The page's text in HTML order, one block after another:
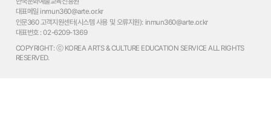
대표메일 inmun360@arte.or.kr
인문360 고객지원센터(시스템 사용 및 오류지원): inmun360@arte.or.kr
대표번호 :02-6209-1369
COPYRIGHT: ⓒ KOREA ARTS & CULTURE EDUCATION SERVICE ALL RIGHTS
RESERVED.